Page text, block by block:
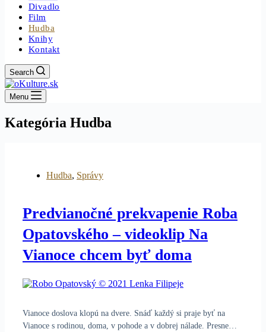
Divadlo
Film
Hudba
Knihy
Kontakt
Search
Menu
Kategória Hudba
Hudba, Správy
Predvianočné prekvapenie Roba
Opatovského – videoklip Na
Vianoce chcem byť doma
Vianoce doslova klopú na dvere. Snáď každý si praje byť na
Vianoce s rodinou, doma, v pohode a v dobrej nálade. Presne